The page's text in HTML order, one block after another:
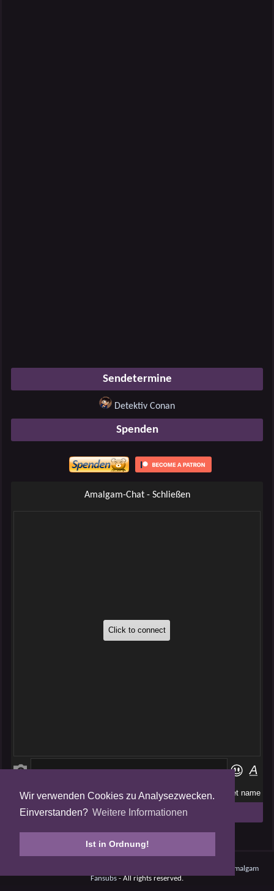
Wir verwenden Cookies zu Analysezwecken.
Einverstanden? Weitere Informationen
Ist in Ordnung!
Sendetermine
Detektiv Conan
Spenden
Amalgam-Chat - Schließen
Folge uns auf
Tweets by AmalgamFansubs
Amalgam
Fansubs- All rights reserved.